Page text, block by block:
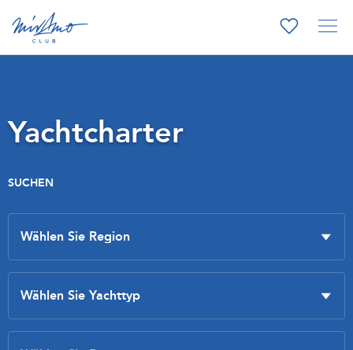
Yachtcharter
SUCHEN